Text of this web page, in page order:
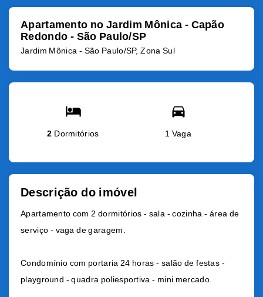
Apartamento no Jardim Mônica - Capão
Redondo - São Paulo/SP
Jardim Mônica - São Paulo/SP, Zona Sul
2 Dormitórios 1 Vaga
Descrição do imóvel
Apartamento com 2 dormitórios - sala - cozinha - área de
serviço - vaga de garagem.
Condomínio com portaria 24 horas - salão de festas -
playground - quadra poliesportiva - mini mercado.